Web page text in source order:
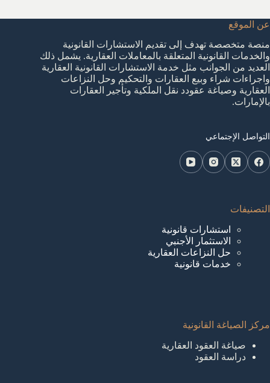
عن الموقع
منصة متخصصة تهدف إلى تقديم الاستشارات القانونية
والخدمات القانونية المتعلقة بالمعاملات العقارية. يشمل ذلك
العديد من الجوانب مثل خدمة الاستشارات القانونية العقارية
واجراءات شراء وبيع العقارات والتحكيم وحل النزاعات
العقارية وصياغة عقودد نقل الملكية وتأجير العقارات
بالإمارات.
التواصل الإجتماعي
التصنيفات
استشارات قانونية
الاستثمار الأجنبي
حل النزاعات العقارية
خدمات قانونية
مركز الصياغة القانونية
صياغة العقود العقارية
دراسة العقود